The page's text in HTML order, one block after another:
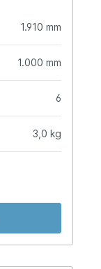
1.910 mm
1.000 mm
6
3,0 kg